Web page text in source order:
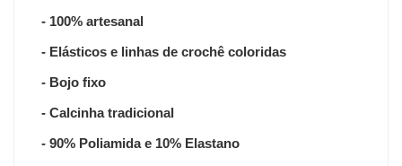
- 100% artesanal
- Elásticos e linhas de crochê coloridas
- Bojo fixo
- Calcinha tradicional
- 90% Poliamida e 10% Elastano